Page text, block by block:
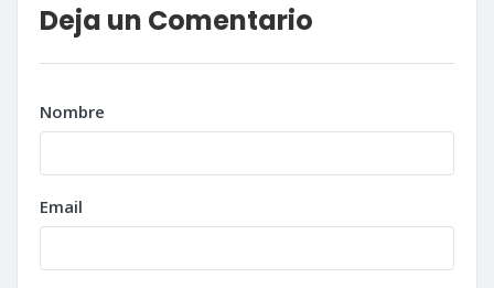
Deja un Comentario
Nombre
Email